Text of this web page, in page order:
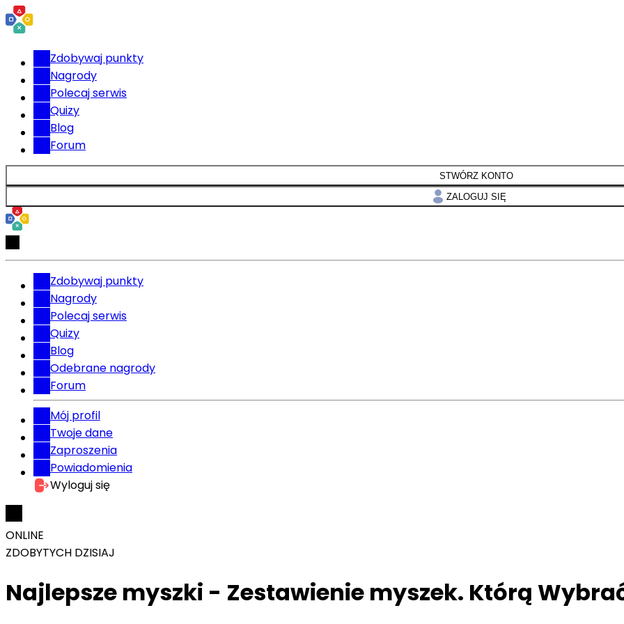
Zdobywaj punkty
Nagrody
Polecaj serwis
Quizy
Blog
Forum
STWÓRZ KONTO
ZALOGUJ SIĘ
Zdobywaj punkty
Nagrody
Polecaj serwis
Quizy
Blog
Odebrane nagrody
Forum
Mój profil
Twoje dane
Zaproszenia
Powiadomienia
Wyloguj się
ONLINE
ZDOBYTYCH DZISIAJ
Najlepsze myszki - Zestawienie myszek. Którą